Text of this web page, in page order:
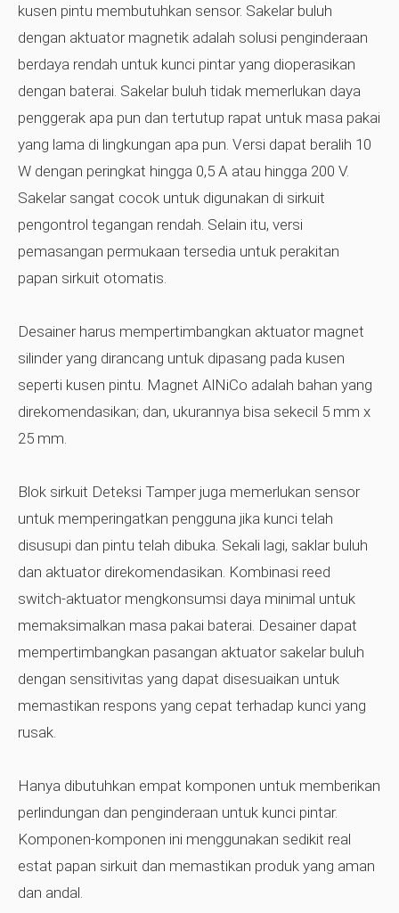
kusen pintu membutuhkan sensor. Sakelar buluh
dengan aktuator magnetik adalah solusi penginderaan
berdaya rendah untuk kunci pintar yang dioperasikan
dengan baterai. Sakelar buluh tidak memerlukan daya
penggerak apa pun dan tertutup rapat untuk masa pakai
yang lama di lingkungan apa pun. Versi dapat beralih 10
W dengan peringkat hingga 0,5 A atau hingga 200 V.
Sakelar sangat cocok untuk digunakan di sirkuit
pengontrol tegangan rendah. Selain itu, versi
pemasangan permukaan tersedia untuk perakitan
papan sirkuit otomatis.
Desainer harus mempertimbangkan aktuator magnet
silinder yang dirancang untuk dipasang pada kusen
seperti kusen pintu. Magnet AlNiCo adalah bahan yang
direkomendasikan; dan, ukurannya bisa sekecil 5 mm x
25 mm.
Blok sirkuit Deteksi Tamper juga memerlukan sensor
untuk memperingatkan pengguna jika kunci telah
disusupi dan pintu telah dibuka. Sekali lagi, saklar buluh
dan aktuator direkomendasikan. Kombinasi reed
switch-aktuator mengkonsumsi daya minimal untuk
memaksimalkan masa pakai baterai. Desainer dapat
mempertimbangkan pasangan aktuator sakelar buluh
dengan sensitivitas yang dapat disesuaikan untuk
memastikan respons yang cepat terhadap kunci yang
rusak.
Hanya dibutuhkan empat komponen untuk memberikan
perlindungan dan penginderaan untuk kunci pintar.
Komponen-komponen ini menggunakan sedikit real
estat papan sirkuit dan memastikan produk yang aman
dan andal.